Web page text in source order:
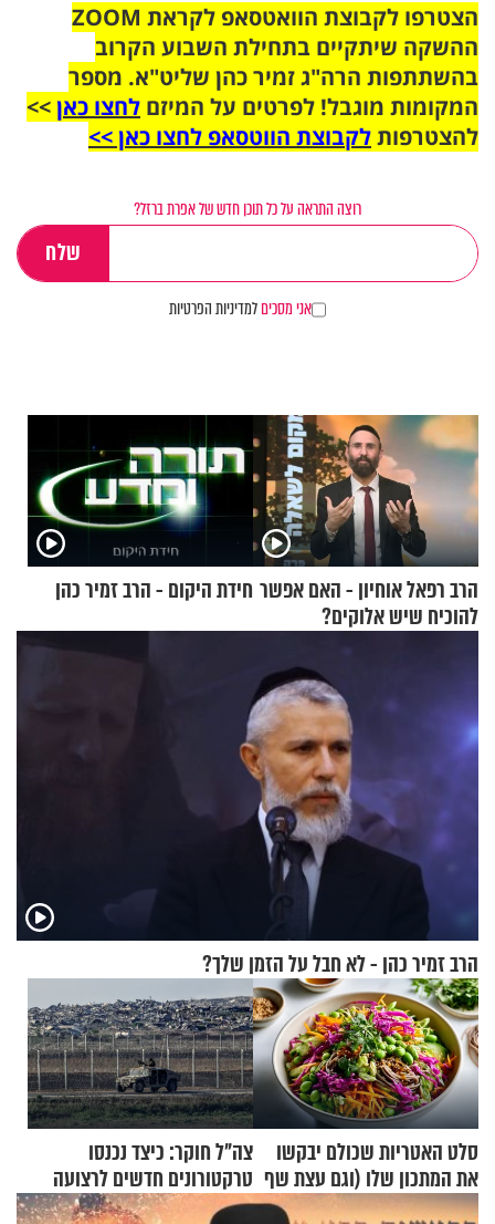
הצטרפו לקבוצת הוואטסאפ לקראת ZOOM
ההשקה שיתקיים בתחילת השבוע הקרוב
בהשתתפות הרה"ג זמיר כהן שליט"א. מספר
המקומות מוגבל! לפרטים על המיזם לחצו כאן>>
להצטרפותלקבוצת הווטסאפ לחצו כאן >>
רוצה התראה על כל תוכן חדש של אפרת ברזל?
אני מסכיםלמדיניות הפרטיות
הרב רפאל אוחיון - האם אפשר
להוכיח שיש אלוקים?
חידת היקום - הרב זמיר כהן
הרב זמיר כהן - לא חבל על הזמן שלך?
סלט האטריות שכולם יבקשו
את המתכון שלו (וגם עצת שף
להגשת הרוטב)
צה"ל חוקר: כיצד נכנסו
טרקטורונים חדשים לרצועה